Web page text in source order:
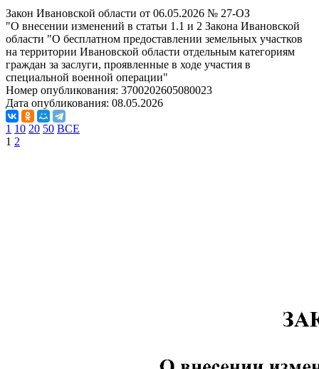
Закон Ивановской области от 06.05.2026 № 27-ОЗ
"О внесении изменений в статьи 1.1 и 2 Закона Ивановской
области "О бесплатном предоставлении земельных участков
на территории Ивановской области отдельным категориям
граждан за заслуги, проявленные в ходе участия в
специальной военной операции"
Номер опубликования: 3700202605080023
Дата опубликования: 08.05.2026
1 10 20 50 ВСЕ
1 2